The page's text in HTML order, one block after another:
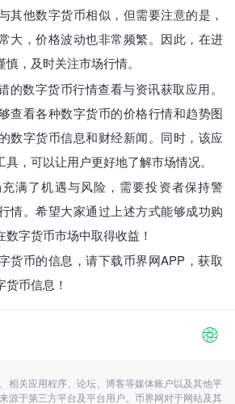
其他数字货币相似，但需要注意的是，
大，价格波动也非常频繁。因此，在进
，及时关注市场行情。
的数字货币行情查看与资讯获取应用。
查看各种数字货币的价格行情和趋势图
数字货币信息和财经新闻。同时，该应
，可以让用户更好地了解市场情况。
满了机遇与风险，需要投资者保持警
情。希望大家通过上述方式能够成功购
字货币市场中取得收益！
货币的信息，请下载币界网APP，获取
币信息！
相关应用程序、论坛、博客等媒体账户以及其他平
源于第三方平台及平台用户。币界网对于网站及其